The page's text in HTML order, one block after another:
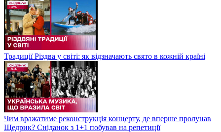
Традиції Різдва у світі: як відзначають свято в кожній країні
Чим вражатиме реконструкція концерту, де вперше пролунав
Щедрик? Сніданок з 1+1 побував на репетиції